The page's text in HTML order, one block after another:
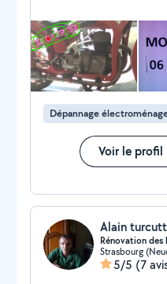
Dépannage
Voir le profil
Alain
Rénovation des
Strasbourg
5/5 (7